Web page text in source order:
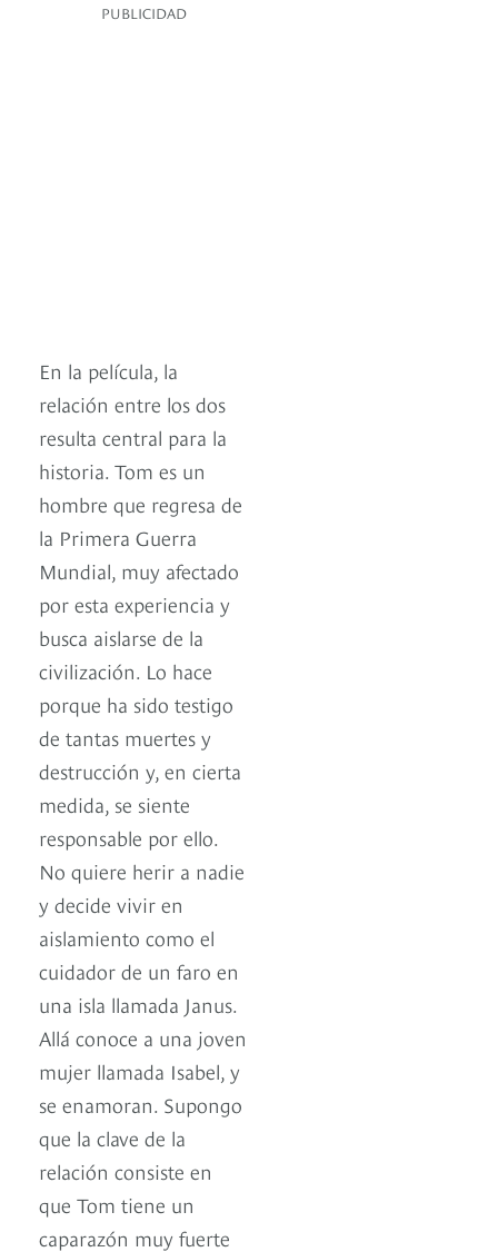
PUBLICIDAD
En la película, la
relación entre los dos
resulta central para la
historia. Tom es un
hombre que regresa de
la Primera Guerra
Mundial, muy afectado
por esta experiencia y
busca aislarse de la
civilización. Lo hace
porque ha sido testigo
de tantas muertes y
destrucción y, en cierta
medida, se siente
responsable por ello.
No quiere herir a nadie
y decide vivir en
aislamiento como el
cuidador de un faro en
una isla llamada Janus.
Allá conoce a una joven
mujer llamada Isabel, y
se enamoran. Supongo
que la clave de la
relación consiste en
que Tom tiene un
caparazón muy fuerte